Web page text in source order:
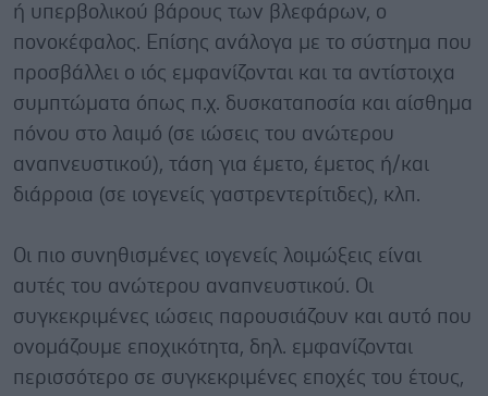
ή υπερβολικού βάρους των βλεφάρων, ο
πονοκέφαλος. Επίσης ανάλογα με το σύστημα που
προσβάλλει ο ιός εμφανίζονται και τα αντίστοιχα
συμπτώματα όπως π.χ. δυσκαταποσία και αίσθημα
πόνου στο λαιμό (σε ιώσεις του ανώτερου
αναπνευστικού), τάση για έμετο, έμετος ή/και
διάρροια (σε ιογενείς γαστρεντερίτιδες), κλπ.
Οι πιο συνηθισμένες ιογενείς λοιμώξεις είναι
αυτές του ανώτερου αναπνευστικού. Οι
συγκεκριμένες ιώσεις παρουσιάζουν και αυτό που
ονομάζουμε εποχικότητα, δηλ. εμφανίζονται
περισσότερο σε συγκεκριμένες εποχές του έτους,